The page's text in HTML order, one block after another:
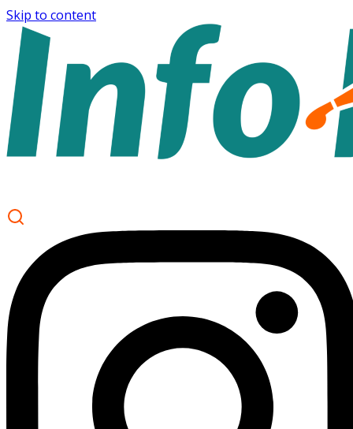
Skip to content